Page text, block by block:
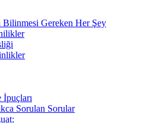
Bilinmesi Gereken Her Şey
İpuçları
Sorulan Sorular